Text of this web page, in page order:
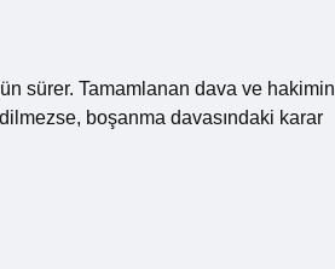
sürer. Tamamlanan dava ve hakimin
boşanma davasındaki karar